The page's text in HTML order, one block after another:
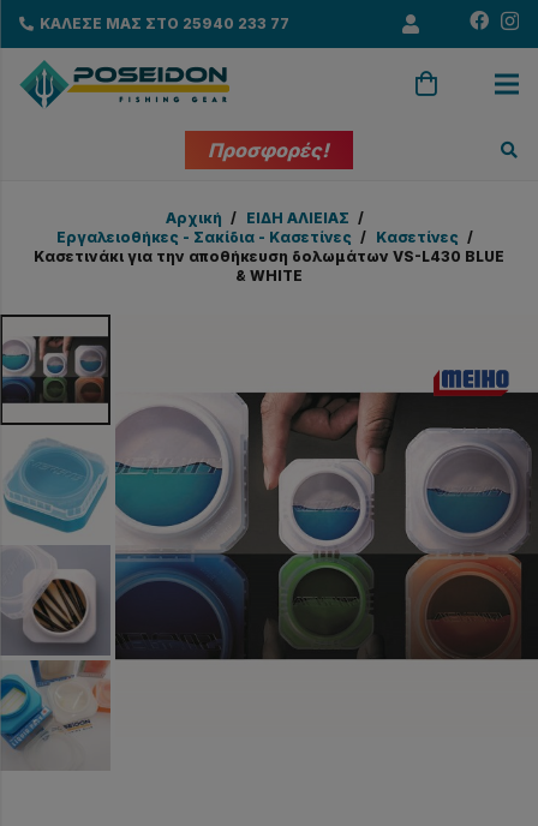
ΚΑΛΕΣΕ ΜΑΣ ΣΤΟ 25940 233 77
Προσφορές!
Αρχική / EΙΔΗ ΑΛΙΕΙΑΣ /
Εργαλειοθήκες - Σακίδια - Κασετίνες / Κασετίνες /
Κασετινάκι για την αποθήκευση δολωμάτων VS-L430 BLUE
& WHITE